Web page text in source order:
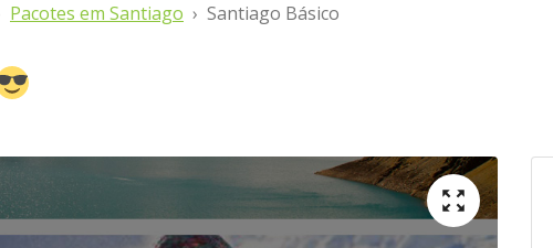
Pacotes em Santiago Santiago Básico